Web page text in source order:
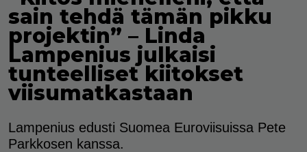
sain tehdä tämän pikku
projektin” – Linda
Lampenius julkaisi
tunteelliset kiitokset
viisumatkastaan
Lampenius edusti Suomea Euroviisuissa Pete
Parkkosen kanssa.